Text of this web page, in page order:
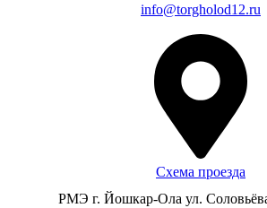
info@torgholod12.ru
Схема проезда
РМЭ г. Йошкар-Ола ул.